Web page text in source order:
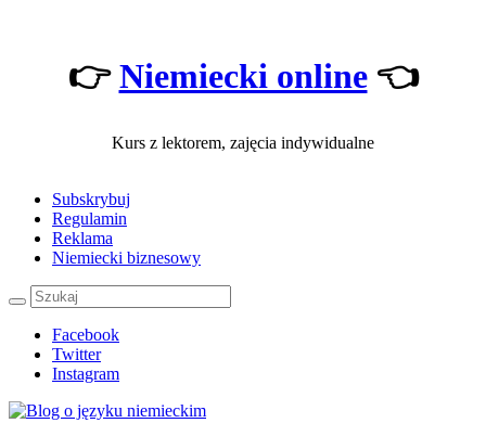
👉Niemiecki online👈
Kurs z lektorem, zajęcia indywidualne
Subskrybuj
Regulamin
Reklama
Niemiecki biznesowy
Facebook
Twitter
Instagram